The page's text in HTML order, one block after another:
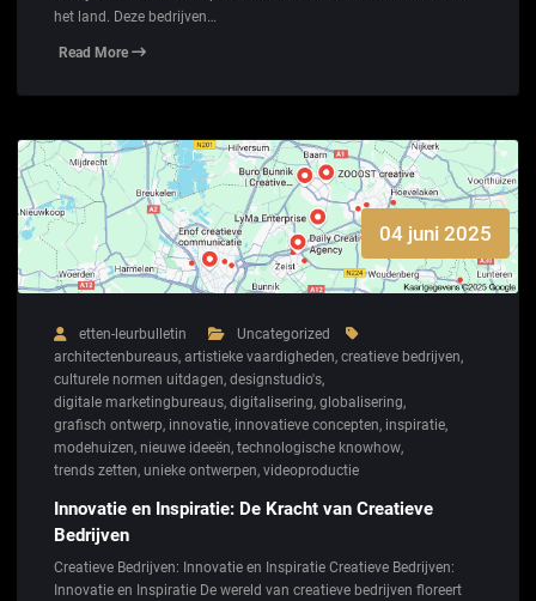
het land. Deze bedrijven…
Read More
04 juni 2025
etten-leurbulletin
Uncategorized
architectenbureaus, artistieke vaardigheden, creatieve bedrijven,
culturele normen uitdagen, designstudio's,
digitale marketingbureaus, digitalisering, globalisering,
grafisch ontwerp, innovatie, innovatieve concepten, inspiratie,
modehuizen, nieuwe ideeën, technologische knowhow,
trends zetten, unieke ontwerpen, videoproductie
Innovatie en Inspiratie: De Kracht van Creatieve
Bedrijven
Creatieve Bedrijven: Innovatie en Inspiratie Creatieve Bedrijven:
Innovatie en Inspiratie De wereld van creatieve bedrijven floreert